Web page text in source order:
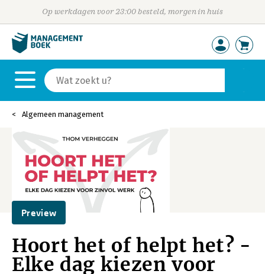
Op werkdagen voor 23:00 besteld, morgen in huis
Algemeen management
Preview
Hoort het of helpt het? -
Elke dag kiezen voor